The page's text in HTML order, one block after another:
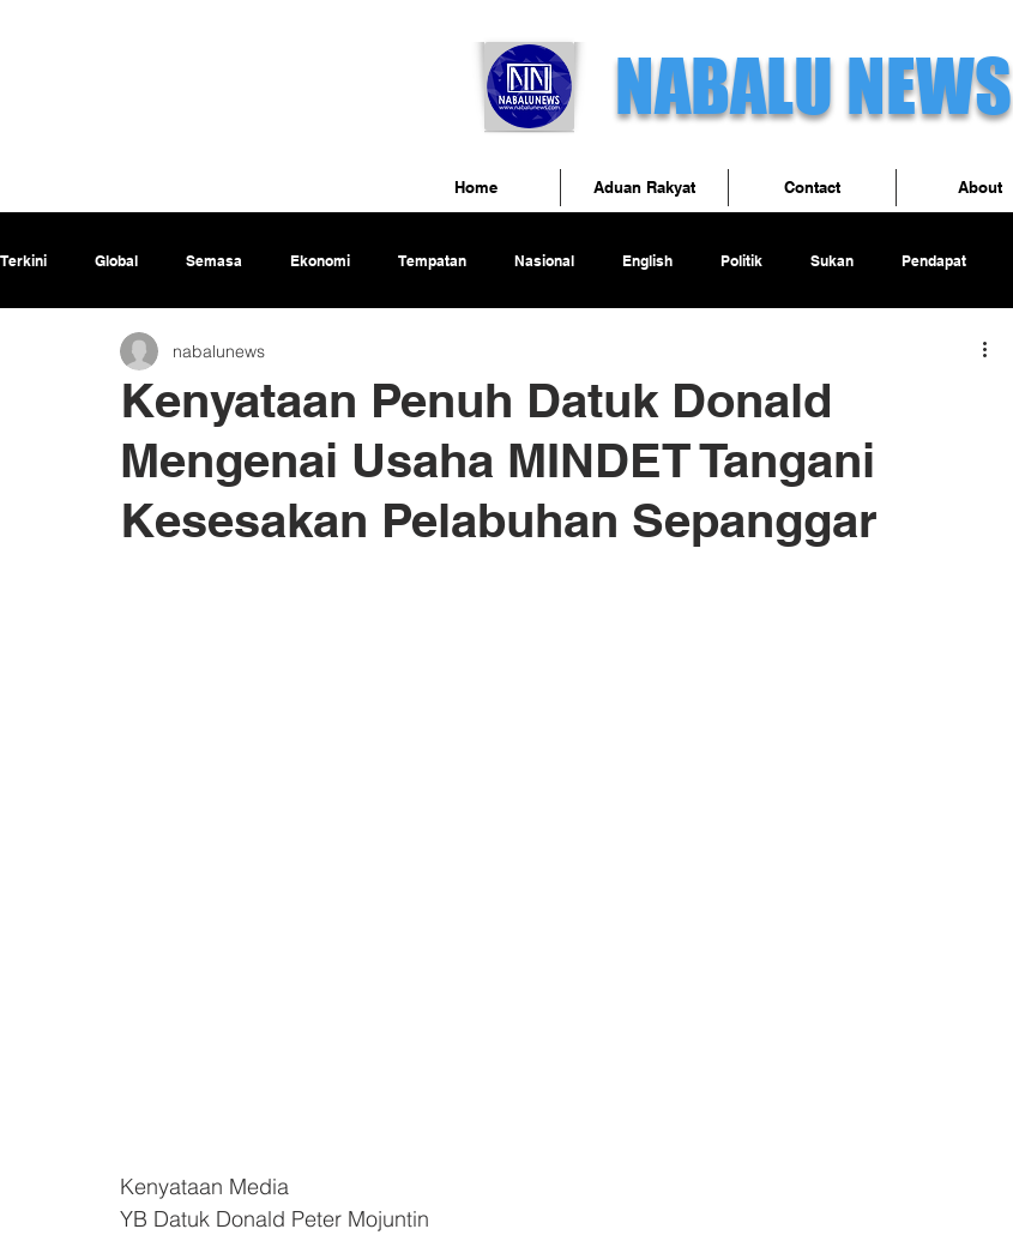
NABALU NEWS
Terkini Global Semasa Ekonomi Tempatan Nasional English Politik Sukan Pendapat
Kenyataan Penuh Datuk Donald
Mengenai Usaha MINDET Tangani
Kesesakan Pelabuhan Sepanggar
nabalunews
Kenyataan Media
YB Datuk Donald Peter Mojuntin
Home Aduan Rakyat Contact About